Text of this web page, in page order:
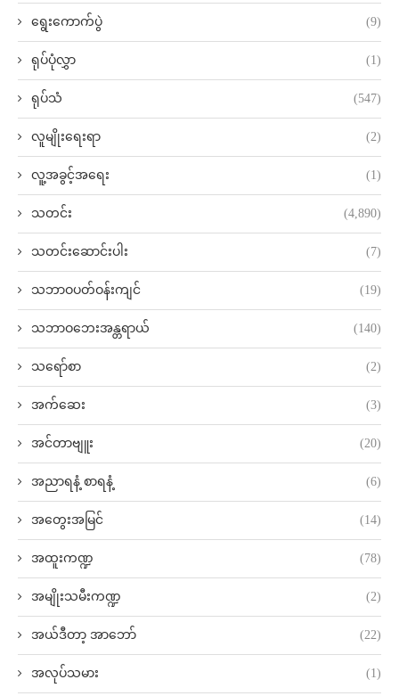
ရွေးကောက်ပွဲ (9)
ရုပ်ပုံလွှာ (1)
ရုပ်သံ (547)
လူမျိုးရေးရာ (2)
လူ့အခွင့်အရေး (1)
သတင်း (4,890)
သတင်းဆောင်းပါး (7)
သဘာဝပတ်ဝန်းကျင် (19)
သဘာဝဘေးအန္တရာယ် (140)
သရော်စာ (2)
အက်ဆေး (3)
အင်တာဗျူး (20)
အညာရနံ့ စာရနံ့ (6)
အတွေးအမြင် (14)
အထူးကဏ္ဍ (78)
အမျိုးသမီးကဏ္ဍ (2)
အယ်ဒီတာ့ အာဘော် (22)
အလုပ်သမား (1)